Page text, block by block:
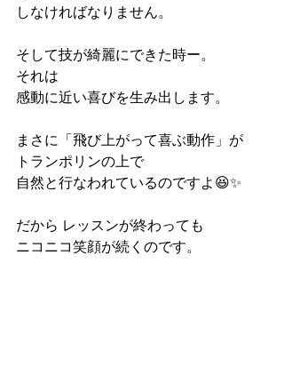
しなければなりません。
そして技が綺麗にできた時ー。
それは
感動に近い喜びを生み出します。
まさに「飛び上がって喜ぶ動作」が
トランポリンの上で
自然と行なわれているのですよ😆✨
だから レッスンが終わっても
ニコニコ笑顔が続くのです。